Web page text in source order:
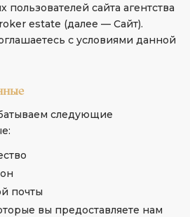
сайта агентства
estate (далее — Сайт).
с условиями данной
следующие
почты
вы предоставляете нам